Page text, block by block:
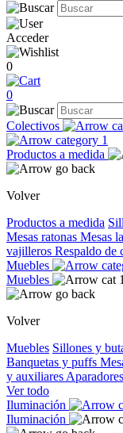
Acceder
0
0
Colectivos
Productos a medida
Volver
Productos a medida
Mesas ratonas Mesas
vajilleros Respaldo de
Muebles
Muebles
Volver
Muebles Sillones y
Banquetas y puffs
y auxiliares
Ver todo
Iluminación
Iluminación